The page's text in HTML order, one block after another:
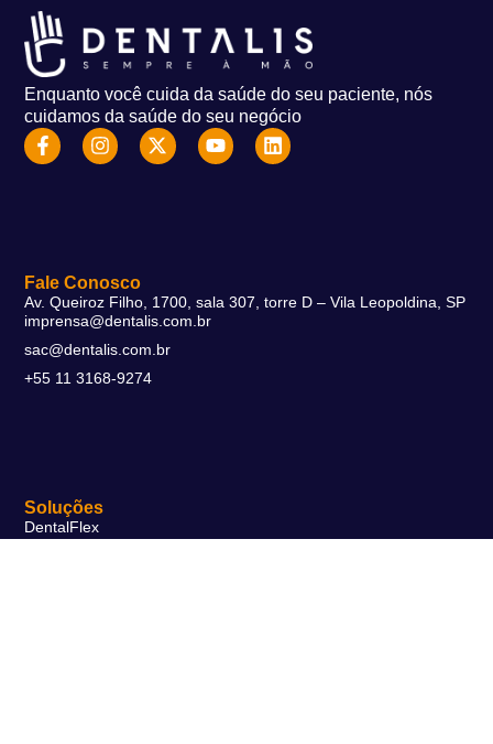
Enquanto você cuida da saúde do seu paciente, nós
cuidamos da saúde do seu negócio
Soluções
DentalFlex
Fale Conosco
Av. Queiroz Filho, 1700, sala 307, torre D – Vila Leopoldina, SP
imprensa@dentalis.com.br
sac@dentalis.com.br
+55 11 3168-9274